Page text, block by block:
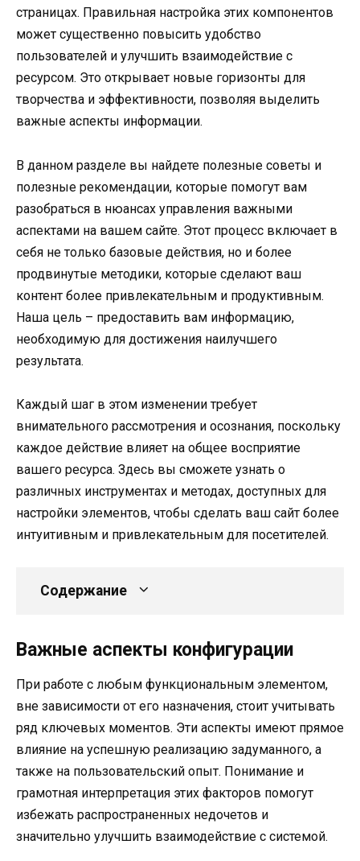
страницах. Правильная настройка этих компонентов
может существенно повысить удобство
пользователей и улучшить взаимодействие с
ресурсом. Это открывает новые горизонты для
творчества и эффективности, позволяя выделить
важные аспекты информации.
В данном разделе вы найдете полезные советы и
полезные рекомендации, которые помогут вам
разобраться в нюансах управления важными
аспектами на вашем сайте. Этот процесс включает в
себя не только базовые действия, но и более
продвинутые методики, которые сделают ваш
контент более привлекательным и продуктивным.
Наша цель – предоставить вам информацию,
необходимую для достижения наилучшего
результата.
Каждый шаг в этом изменении требует
внимательного рассмотрения и осознания, поскольку
каждое действие влияет на общее восприятие
вашего ресурса. Здесь вы сможете узнать о
различных инструментах и методах, доступных для
настройки элементов, чтобы сделать ваш сайт более
интуитивным и привлекательным для посетителей.
Содержание
Важные аспекты конфигурации
При работе с любым функциональным элементом,
вне зависимости от его назначения, стоит учитывать
ряд ключевых моментов. Эти аспекты имеют прямое
влияние на успешную реализацию задуманного, а
также на пользовательский опыт. Понимание и
грамотная интерпретация этих факторов помогут
избежать распространенных недочетов и
значительно улучшить взаимодействие с системой.